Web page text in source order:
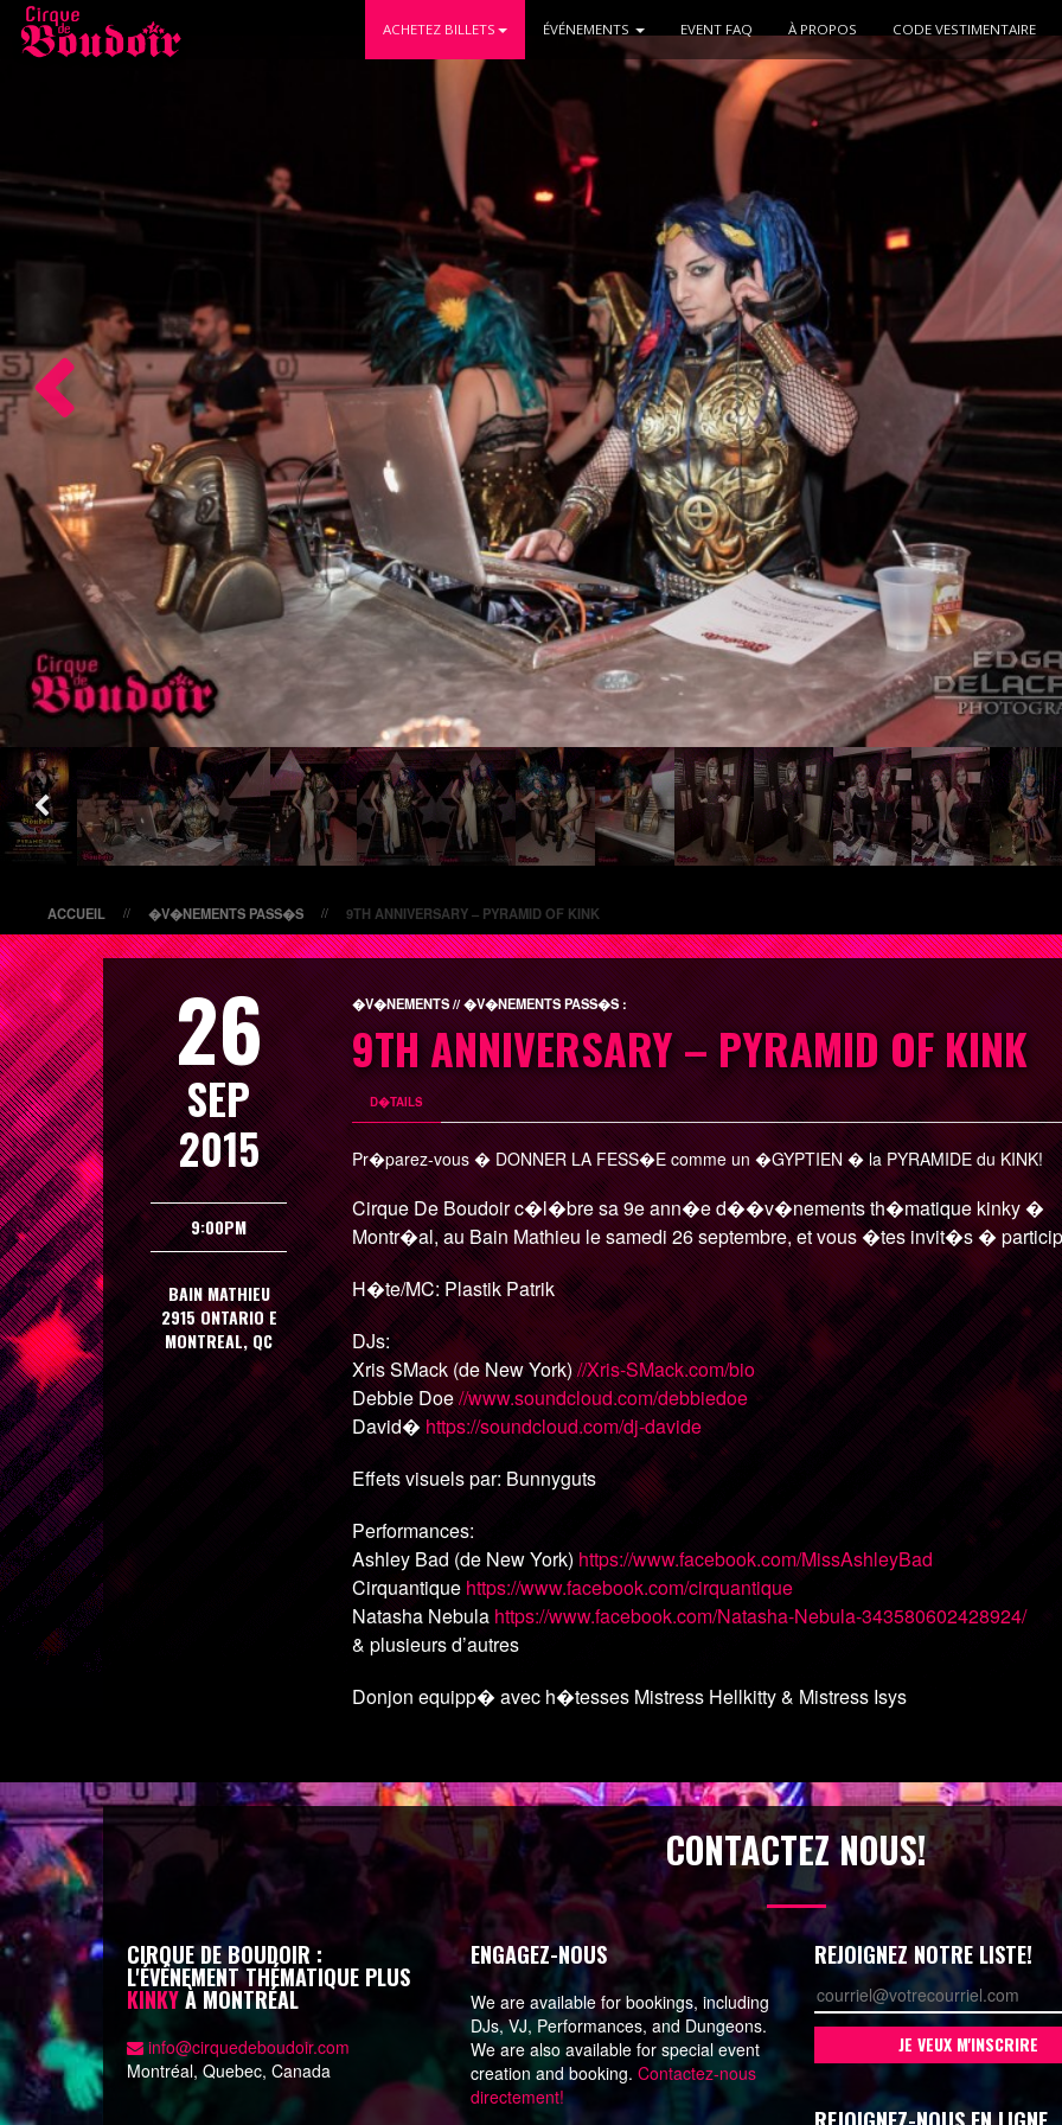
ACHETEZ BILLETS ÉVÉNEMENTS EVENT FAQ À PROPOS CODE VESTIMENTAIRE
ACCUEIL // �V�NEMENTS PASS�S // 9TH ANNIVERSARY – PYRAMID OF KINK
26
SEP
2015
9:00PM
BAIN MATHIEU
2915 ONTARIO E
MONTREAL, QC
�V�NEMENTS // �V�NEMENTS PASS�S :
9TH ANNIVERSARY – PYRAMID OF KINK
D�TAILS
Pr�parez-vous � DONNER LA FESS�E comme un �GYPTIEN � la PYRAMIDE du KINK!
Cirque De Boudoir c�l�bre sa 9e ann�e d��v�nements th�matique kinky �
Montr�al, au Bain Mathieu le samedi 26 septembre, et vous �tes invit�s �
H�te/MC: Plastik Patrik
DJs:
Xris SMack (de New York)//Xris-SMack.com/bio
Debbie Doe//www.soundcloud.com/debbiedoe
David�https://soundcloud.com/dj-davide
Effets visuels par: Bunnyguts
Performances:
Ashley Bad (de New York) https://www.facebook.com/MissAshleyBad
Cirquantique https://www.facebook.com/cirquantique
Natasha Nebula https://www.facebook.com/Natasha-Nebula-343580602428924/
& plusieurs d’autres
Donjon equipp� avec h�tesses Mistress Hellkitty & Mistress Isys
CONTACTEZ NOUS!
CIRQUE DE BOUDOIR :
L'ÉVÉNEMENT THÉMATIQUE PLUS
KINKYÀ MONTRÉAL
info@cirquedeboudoir.com
Montréal, Quebec, Canada
ENGAGEZ-NOUS
We are available for bookings, including
DJs, VJ, Performances, and Dungeons.
We are also available for special event
creation and booking. Contactez-nous
directement!
REJOIGNEZ NOTRE LISTE!